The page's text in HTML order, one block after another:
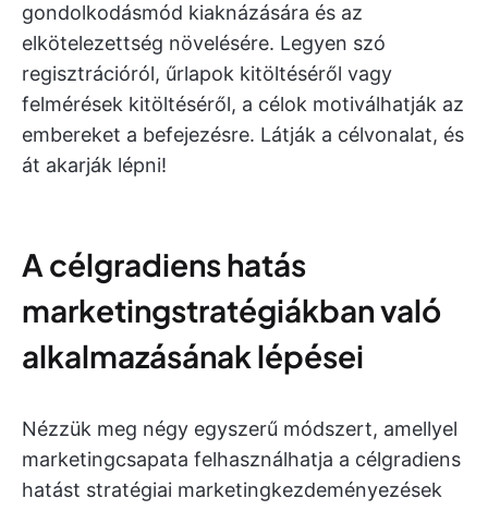
gondolkodásmód kiaknázására és az
elkötelezettség növelésére. Legyen szó
regisztrációról, űrlapok kitöltéséről vagy
felmérések kitöltéséről, a célok motiválhatják az
embereket a befejezésre. Látják a célvonalat, és
át akarják lépni!
A célgradiens hatás
marketingstratégiákban való
alkalmazásának lépései
Nézzük meg négy egyszerű módszert, amellyel
marketingcsapata felhasználhatja a célgradiens
hatást stratégiai marketingkezdeményezések